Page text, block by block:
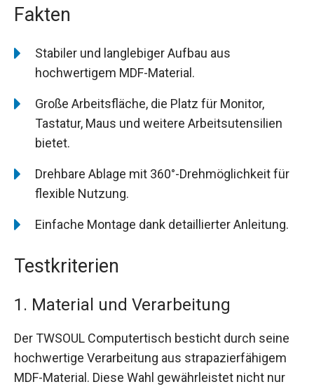
Fakten
Stabiler und langlebiger Aufbau aus
hochwertigem MDF-Material.
Große Arbeitsfläche, die Platz für Monitor,
Tastatur, Maus und weitere Arbeitsutensilien
bietet.
Drehbare Ablage mit 360°-Drehmöglichkeit für
flexible Nutzung.
Einfache Montage dank detaillierter Anleitung.
Testkriterien
1. Material und Verarbeitung
Der TWSOUL Computertisch besticht durch seine
hochwertige Verarbeitung aus strapazierfähigem
MDF-Material. Diese Wahl gewährleistet nicht nur